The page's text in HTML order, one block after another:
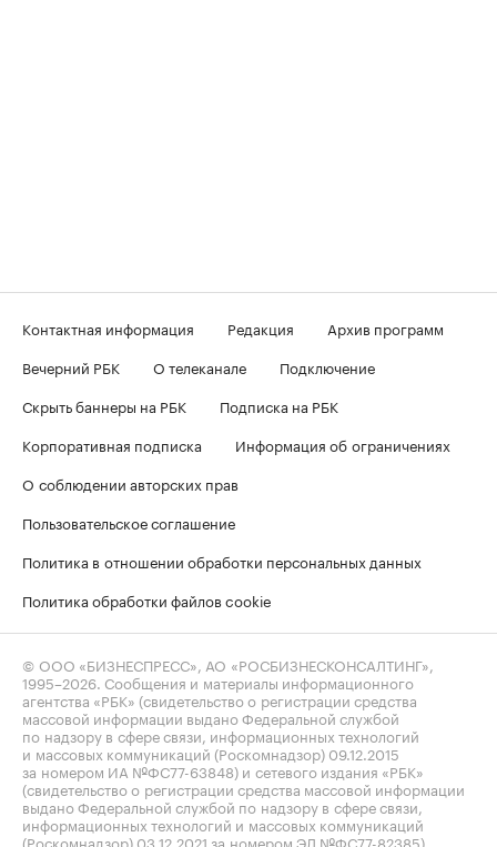
Контактная информация Редакция
Архив программ
Вечерний РБК
О телеканале
Подключение
Скрыть баннеры на РБК
Подписка на РБК
Корпоративная подписка
Информация об ограничениях
О соблюдении авторских прав
Пользовательское соглашение
Политика в отношении обработки персональных данных
Политика обработки файлов cookie
© ООО «БИЗНЕСПРЕСС», АО «РОСБИЗНЕСКОНСАЛТИНГ»,
1995–2026 . Сообщения и материалы информационного
агентства «РБК» (свидетельство о регистрации средства
массовой информации выдано Федеральной службой
по надзору в сфере связи, информационных технологий
и массовых коммуникаций (Роскомнадзор) 09.12.2015
за номером ИА №ФС77-63848) и сетевого издания «РБК»
(свидетельство о регистрации средства массовой информации
выдано Федеральной службой по надзору в сфере связи,
информационных технологий и массовых коммуникаций
(Роскомнадзор) 03.12.2021 за номером ЭЛ №ФС77-82385)